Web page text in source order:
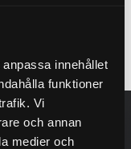
innehållet
funktioner
Vi
och annan
medier och